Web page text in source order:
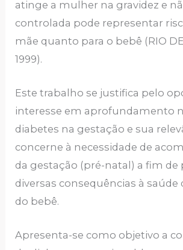
atinge a mulher na gravidez e
controlada pode representar
mãe quanto para o bebê (RIO
1999).
Este trabalho se justifica pelo
interesse em aprofundamento
diabetes na gestação e sua
concerne à necessidade de
da gestação (pré-natal) a fim de
diversas consequências à
do bebê.
Apresenta-se como objetivo a